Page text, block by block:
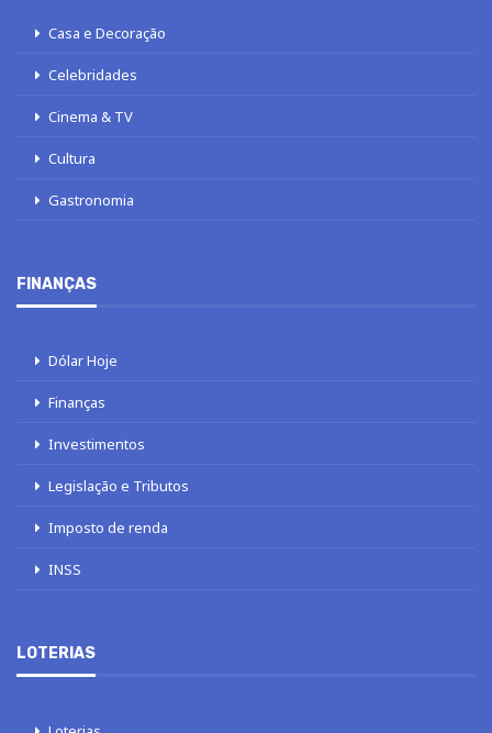
Casa e Decoração
Celebridades
Cinema & TV
Cultura
Gastronomia
FINANÇAS
Dólar Hoje
Finanças
Investimentos
Legislação e Tributos
Imposto de renda
INSS
LOTERIAS